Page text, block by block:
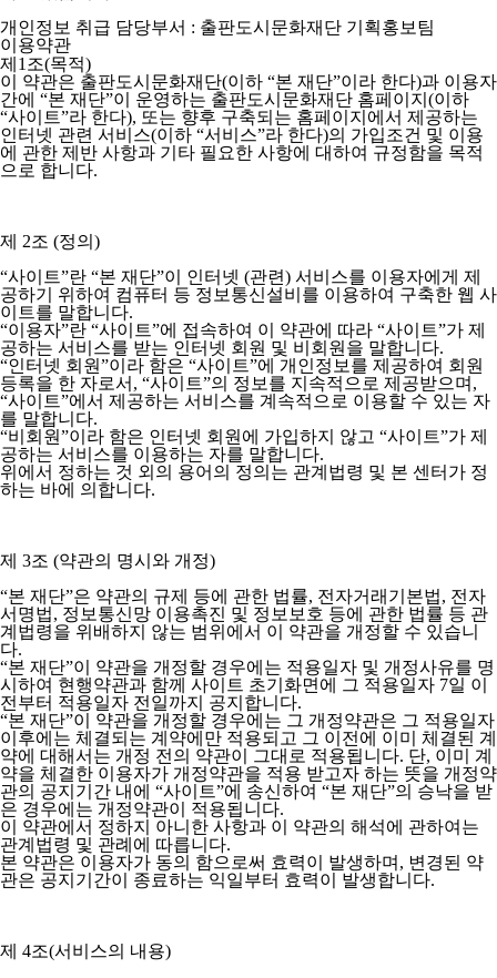
개인정보 취급 담당부서 : 출판도시문화재단 기획홍보팀
이용약관
제1조(목적)
이 약관은 출판도시문화재단(이하 “본 재단”이라 한다)과 이용자
간에 “본 재단”이 운영하는 출판도시문화재단 홈페이지(이하
“사이트”라 한다), 또는 향후 구축되는 홈페이지에서 제공하는
인터넷 관련 서비스(이하 “서비스”라 한다)의 가입조건 및 이용
에 관한 제반 사항과 기타 필요한 사항에 대하여 규정함을 목적
으로 합니다.
제 2조 (정의)
“사이트”란 “본 재단”이 인터넷 (관련) 서비스를 이용자에게 제
공하기 위하여 컴퓨터 등 정보통신설비를 이용하여 구축한 웹 사
이트를 말합니다.
“이용자”란 “사이트”에 접속하여 이 약관에 따라 “사이트”가 제
공하는 서비스를 받는 인터넷 회원 및 비회원을 말합니다.
“인터넷 회원”이라 함은 “사이트”에 개인정보를 제공하여 회원
등록을 한 자로서, “사이트”의 정보를 지속적으로 제공받으며,
“사이트”에서 제공하는 서비스를 계속적으로 이용할 수 있는 자
를 말합니다.
“비회원”이라 함은 인터넷 회원에 가입하지 않고 “사이트”가 제
공하는 서비스를 이용하는 자를 말합니다.
위에서 정하는 것 외의 용어의 정의는 관계법령 및 본 센터가 정
하는 바에 의합니다.
제 3조 (약관의 명시와 개정)
“본 재단”은 약관의 규제 등에 관한 법률, 전자거래기본법, 전자
서명법, 정보통신망 이용촉진 및 정보보호 등에 관한 법률 등 관
계법령을 위배하지 않는 범위에서 이 약관을 개정할 수 있습니
다.
“본 재단”이 약관을 개정할 경우에는 적용일자 및 개정사유를 명
시하여 현행약관과 함께 사이트 초기화면에 그 적용일자 7일 이
전부터 적용일자 전일까지 공지합니다.
“본 재단”이 약관을 개정할 경우에는 그 개정약관은 그 적용일자
이후에는 체결되는 계약에만 적용되고 그 이전에 이미 체결된 계
약에 대해서는 개정 전의 약관이 그대로 적용됩니다. 단, 이미 계
약을 체결한 이용자가 개정약관을 적용 받고자 하는 뜻을 개정약
관의 공지기간 내에 “사이트”에 송신하여 “본 재단”의 승낙을 받
은 경우에는 개정약관이 적용됩니다.
이 약관에서 정하지 아니한 사항과 이 약관의 해석에 관하여는
관계법령 및 관례에 따릅니다.
본 약관은 이용자가 동의 함으로써 효력이 발생하며, 변경된 약
관은 공지기간이 종료하는 익일부터 효력이 발생합니다.
제 4조(서비스의 내용)